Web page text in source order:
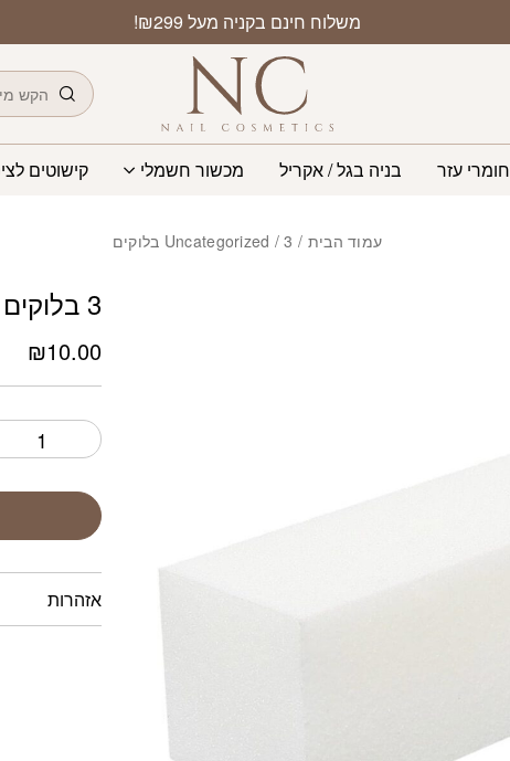
משלוח חינם בקניה מעל ₪299!
חיפוש
חומרי עזר בניה בגל / אקריל מכשור חשמלי קישוטים
עמוד הבית /
Uncategorized / 3 בלוקים
3 בלוקים
₪10.00
אזהרות